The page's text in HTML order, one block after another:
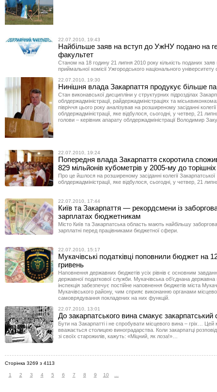
22.07.2010, 19:43
Найбільше заяв на вступ до УжНУ подано на
факультет
Станом на 18 годину 21 липня 2010 року кількість поданих заяв
приймальної комісії Ужгородського національного університету
22.07.2010, 19:30
Нинішня влада Закарпаття продукує більше
Стан виконавської дисципліни у структурних підрозділах
облдержадміністрації, райдержадміністраціях та
півріччя цього року аналізував на розширеному засіданні
облдержадміністрації, яке відбулося, сьогодні, у четвер, 21
голови – керівник апарату облдержадміністрації Володимир
22.07.2010, 19:24
Попередня влада Закарпаття скоротила
829 мільйонів кубометрів у 2005-му до
Про це йшлося на розширеному засіданні колегії Закарпатської
облдержадміністрації, яке відбулося, сьогодні, у четвер, 21
22.07.2010, 17:44
Київ та Закарпаття — рекордсмени із
зарплатах бюджетникам
Місто Київ та Закарпатська область мають найбільшу
зарплатні перед працівниками бюджетної сфери.
22.07.2010, 15:17
Мукачівські податківці поповнили бюджет на
гривень
Наповнення державних бюджетів усіх рівнів є основним
державної податкової служби. Мукачівська об’єднана державна
інспекція забезпечує постійне наповнення бюджетів міста
Мукачівського району, чим сприяє виконанню органами
самоврядування покладених на них функцій.
22.07.2010, 13:01
До закарпатського вина смакує
Бути на Закарпатті і не спробувати місцевого вина – гріх… Цей
вважається столицею виноградарства. Коли закарпатці
зі своїх старожилів, кажуть: «Міцний, як лоза!»…
Сторінка 3269 з 4113
1 2 3 4 5 6 7 8 9 10